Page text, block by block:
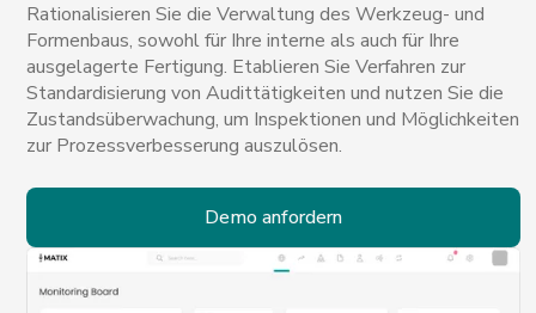
Rationalisieren Sie die Verwaltung des Werkzeug- und
Formenbaus, sowohl für Ihre interne als auch für Ihre
ausgelagerte Fertigung. Etablieren Sie Verfahren zur
Standardisierung von Audittätigkeiten und nutzen Sie die
Zustandsüberwachung, um Inspektionen und Möglichkeiten
zur Prozessverbesserung auszulösen.
Demo anfordern